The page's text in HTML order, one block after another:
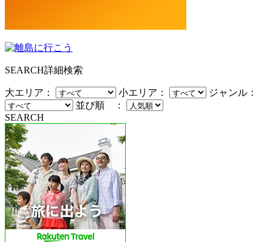
SEARCH詳細検索
大エリア： 小エリア：
ジャンル：
並び順 ：
SEARCH